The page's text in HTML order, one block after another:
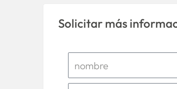
Solicitar más